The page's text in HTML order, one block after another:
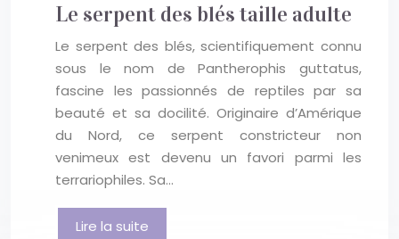
Le serpent des blés taille adulte
Le serpent des blés, scientifiquement connu
sous le nom de Pantherophis guttatus,
fascine les passionnés de reptiles par sa
beauté et sa docilité. Originaire d’Amérique
du Nord, ce serpent constricteur non
venimeux est devenu un favori parmi les
terrariophiles. Sa…
Lire la suite